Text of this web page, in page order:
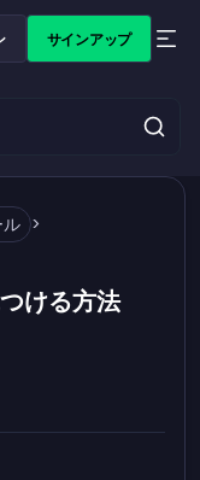
サインアップ
>
ける方法